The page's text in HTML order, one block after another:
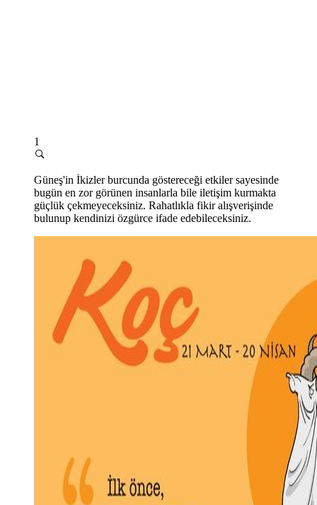
1
Güneş'in İkizler burcunda göstereceği etkiler sayesinde
bugün en zor görünen insanlarla bile iletişim kurmakta
güçlük çekmeyeceksiniz. Rahatlıkla fikir alışverişinde
bulunup kendinizi özgürce ifade edebileceksiniz.